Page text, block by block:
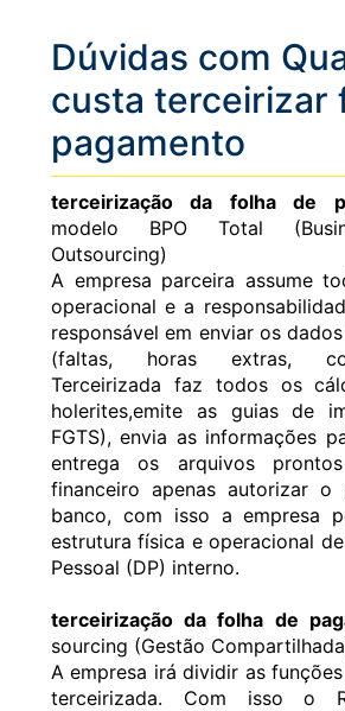
Dúvidas com
custa terceirizar
pagamento
terceirização da folha de
modelo BPO Total
Outsourcing)
A empresa parceira assume
operacional e a
responsável em enviar os
(faltas, horas extras,
Terceirizada faz todos os
holerites,emite as guias de
FGTS), envia as informações
entrega os arquivos
financeiro apenas autorizar o
banco, com isso a empresa
estrutura física e operacional
Pessoal (DP) interno.
terceirização da folha de
sourcing (Gestão
A empresa irá dividir as
terceirizada. Com isso o